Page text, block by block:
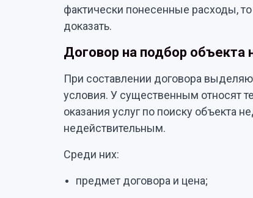
фактически понесенные расходы,
доказать.
Договор на подбор объекта
При составлении договора
условия. У существенным относят
оказания услуг по поиску объекта
недействительным.
Среди них:
предмет договора и цена;